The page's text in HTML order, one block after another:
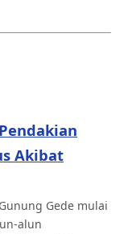
Akibat
Gede mulai
alun